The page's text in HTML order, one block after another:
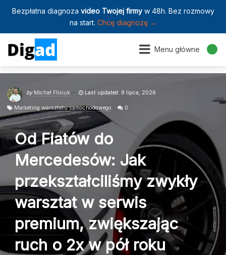
Bezpłatna diagnoza video Twojej firmyw 48h. Bez rozmowy
na start. Chcę diagnozę →
Menu główne
by Michał Flisiuk Last updated: 9 lipca, 2026
Marketing warsztatu samochodowego 0
Od Fiatów do
Mercedesów: Jak
przekształciliśmy zwykły
warsztat w serwis
premium, zwiększając
ruch o 2x w pół roku